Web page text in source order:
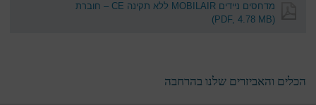
מדחסים ניידים MOBILAIR ללא תקינה CE – חוברת
(PDF, 4.78 MB)
הכלים והאביזרים שלנו בהרחבה